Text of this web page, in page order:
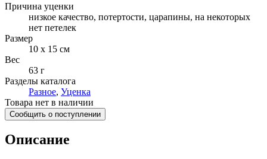
Причина уценки
низкое качество, потертости, царапины, на некоторых
нет петелек
Размер
10 х 15 см
Вес
63 г
Разделы каталога
Разное, Уценка
Товара нет в наличии
Сообщить о поступлении
Описание